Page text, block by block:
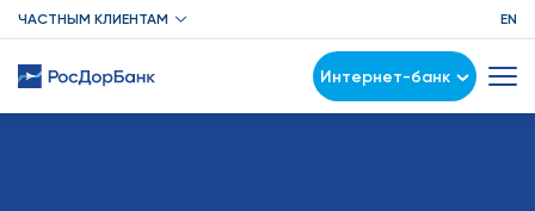
ЧАСТНЫМ КЛИЕНТАМ EN
Интернет-банк